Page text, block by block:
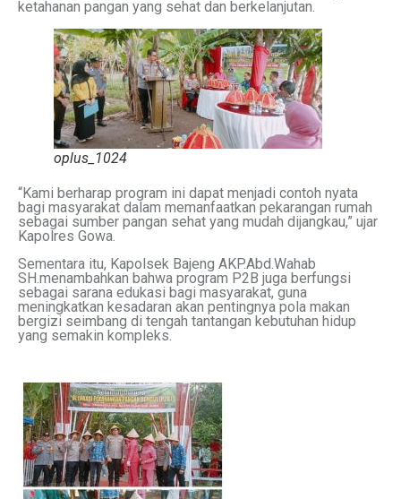
ketahanan pangan yang sehat dan berkelanjutan.
oplus_1024
“Kami berharap program ini dapat menjadi contoh nyata
bagi masyarakat dalam memanfaatkan pekarangan rumah
sebagai sumber pangan sehat yang mudah dijangkau,” ujar
Kapolres Gowa.
Sementara itu, Kapolsek Bajeng AKP.Abd.Wahab
SH.menambahkan bahwa program P2B juga berfungsi
sebagai sarana edukasi bagi masyarakat, guna
meningkatkan kesadaran akan pentingnya pola makan
bergizi seimbang di tengah tantangan kebutuhan hidup
yang semakin kompleks.